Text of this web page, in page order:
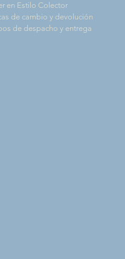
en Estilo Colector
de cambio y devolución
de despacho y entrega